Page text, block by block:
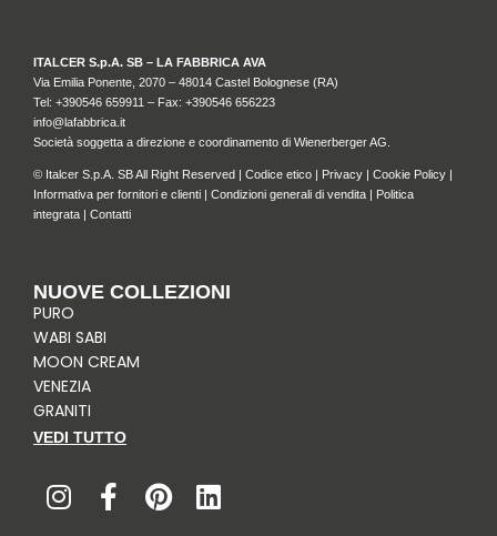
ITALCER S.p.A. SB – LA FABBRICA AVA
Via Emilia Ponente, 2070 – 48014 Castel Bolognese (RA)
Tel: +390546 659911 – Fax: +390546 656223
info@lafabbrica.it
Società soggetta a direzione e coordinamento di Wienerberger AG.
© Italcer S.p.A. SB All Right Reserved | Codice etico | Privacy | Cookie Policy |
Informativa per fornitori e clienti | Condizioni generali di vendita | Politica
integrata | Contatti
NUOVE COLLEZIONI
PURO
WABI SABI
MOON CREAM
VENEZIA
GRANITI
VEDI TUTTO
n
s
a
c
i
n
i
n